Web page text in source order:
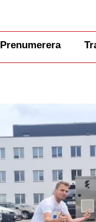
Prenumerera